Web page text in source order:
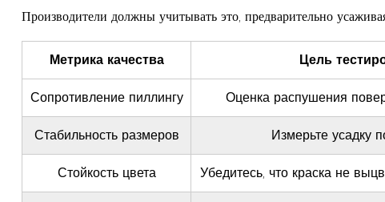
Производители должны учитывать это, предварительно
Метрика качества Цель
Сопротивление пиллингу Оценка распушения
Стабильность размеров Измерьте усадку
Стойкость цвета Убедитесь, что краска не